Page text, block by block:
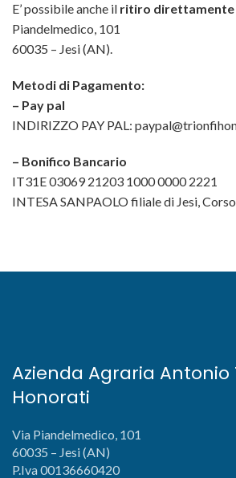
E’ possibile anche il ritiro direttamente
Piandelmedico, 101
60035 – Jesi (AN).
Metodi di Pagamento:
– Pay pal
INDIRIZZO PAY PAL:
– Bonifico Bancario
IT31E 03069 21203 1000 0000 2221
INTESA SANPAOLO filiale di Jesi,
Azienda Agraria Antonio
Honorati
Via Piandelmedico, 101
60035 – Jesi (AN)
P.Iva 00136660420